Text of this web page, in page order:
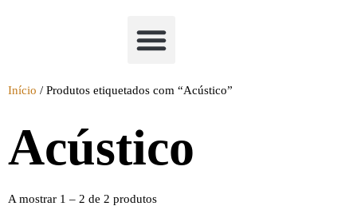
Início / Produtos etiquetados com “Acústico”
Acústico
A mostrar 1 – 2 de 2 produtos